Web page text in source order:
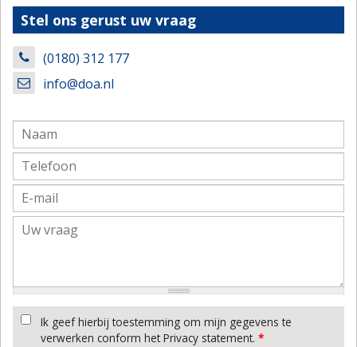
Stel ons gerust uw vraag
(0180) 312 177
info@doa.nl
Ik geef hierbij toestemming om mijn gegevens te
verwerken conform het Privacy statement. *